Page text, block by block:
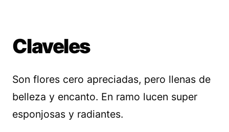
Claveles
Son flores cero apreciadas, pero llenas de
belleza y encanto. En ramo lucen super
esponjosas y radiantes.